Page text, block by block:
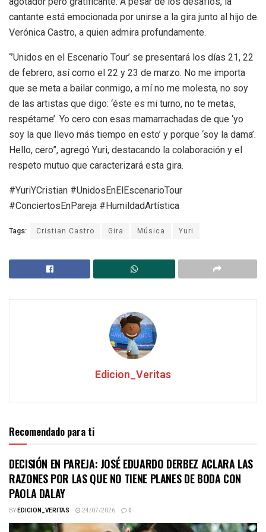
cantante está emocionada por unirse a la gira junto al hijo de
Verónica Castro, a quien admira profundamente.
“’Unidos en el Escenario Tour’ se presentará los días 21, 22
de febrero, así como el 22 y 23 de marzo. No me importa
que se meta a bailar conmigo, a mí no me molesta, no soy
de las artistas que digo: ‘éste es mi turno, no te metas,
respétame’. Yo cero con esas mamarrachadas de que ‘yo
soy la que llevo más tiempo en esto’ y porque ‘soy la dama’.
Hello, cero”, agregó Yuri, destacando la colaboración y el
respeto mutuo que caracterizará esta gira.
#YuriYCristian #UnidosEnElEscenarioTour
#ConciertosEnPareja #HumildadArtística
Tags: Cristian Castro Gira Música Yuri
Edicion_Veritas
Recomendado para ti
DECISIÓN EN PAREJA: JOSÉ EDUARDO DERBEZ ACLARA LAS
RAZONES POR LAS QUE NO TIENE PLANES DE BODA CON
PAOLA DALAY
BYEDICION_VERITAS 24/07/2026 0